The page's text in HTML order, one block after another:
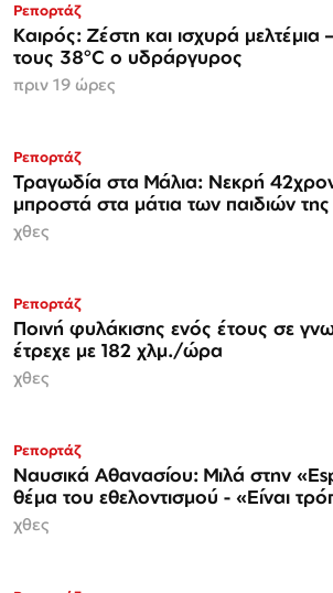
Ρεπορτάζ
Καιρός: Ζέστη και ισχυρά
τους 38°C ο υδράργυρος
πριν 19 ώρες
Ρεπορτάζ
Τραγωδία στα Μάλια: Νεκρή
μπροστά στα μάτια των παιδιών της
χθες
Ρεπορτάζ
Ποινή φυλάκισης ενός έτους σε
έτρεχε με 182 χλμ./ώρα
χθες
Ρεπορτάζ
Ναυσικά Αθανασίου: Μιλά στην
θέμα του εθελοντισμού - «Είναι
χθες